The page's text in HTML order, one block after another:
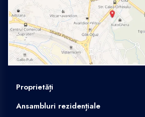
Proprietăți
Ansambluri rezidențiale